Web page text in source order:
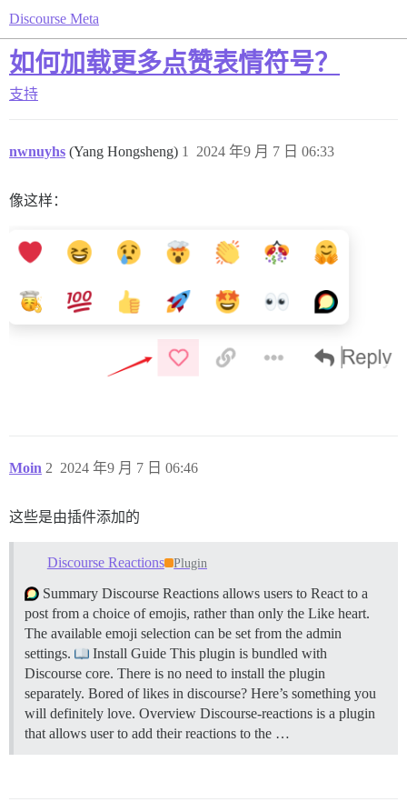
Discourse Meta
如何加载更多点赞表情符号？
支持
nwnuyhs (Yang Hongsheng) 2024 年9 月 7 日 06:33
1
像这样：
Moin 2024 年9 月 7 日 06:46
2
这些是由插件添加的
Discourse Reactions Plugin
Summary Discourse Reactions allows users to React to a
post from a choice of emojis, rather than only the Like heart.
The available emoji selection can be set from the admin
settings.
Install Guide This plugin is bundled with
Discourse core. There is no need to install the plugin
separately. Bored of likes in discourse? Here’s something you
will definitely love. Overview Discourse-reactions is a plugin
that allows user to add their reactions to the …